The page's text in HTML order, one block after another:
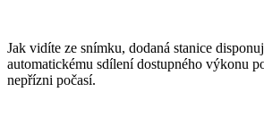
Jak vidíte ze snímku, dodaná stanice
automatickému sdílení dostupného výkonu
nepřízni počasí.